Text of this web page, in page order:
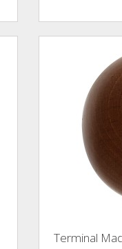
Terminal